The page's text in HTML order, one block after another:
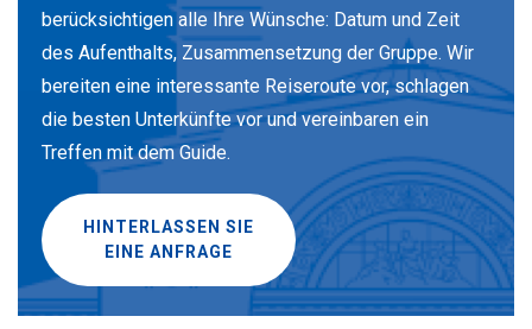
berücksichtigen alle Ihre Wünsche: Datum und Zeit
des Aufenthalts, Zusammensetzung der Gruppe. Wir
bereiten eine interessante Reiseroute vor, schlagen
die besten Unterkünfte vor und vereinbaren ein
Treffen mit dem Guide.
HINTERLASSEN SIE
EINE ANFRAGE